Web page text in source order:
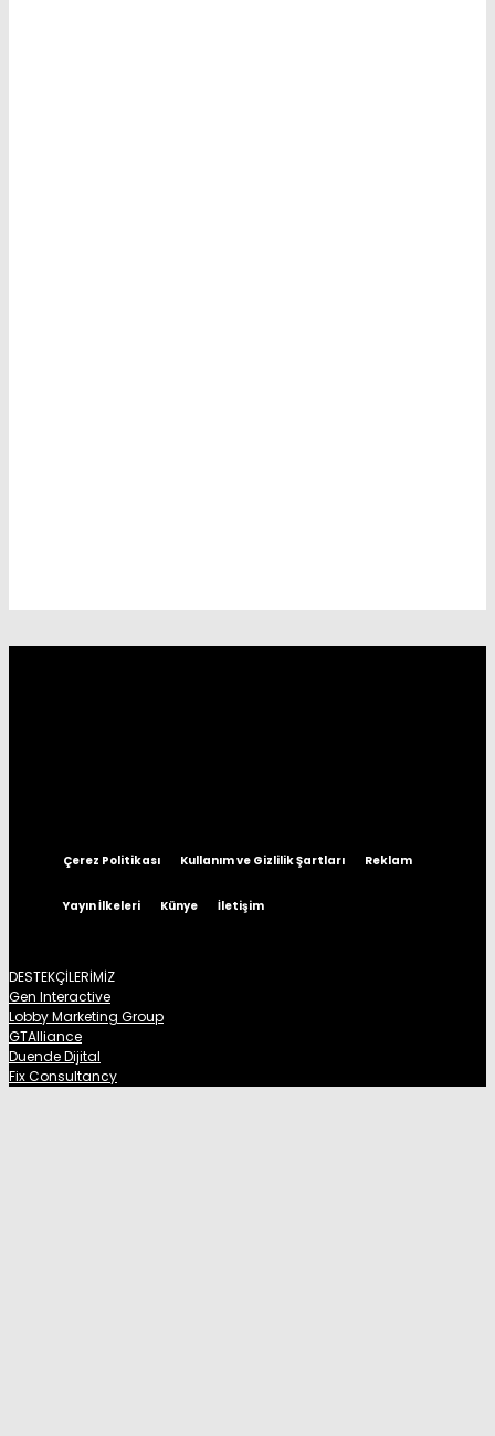
Çerez Politikası Kullanım ve Gizlilik Şartları Reklam
Yayın İlkeleri Künye İletişim
DESTEKÇİLERİMİZ
Gen Interactive
Lobby Marketing Group
GTAlliance
Duende Dijital
Fix Consultancy